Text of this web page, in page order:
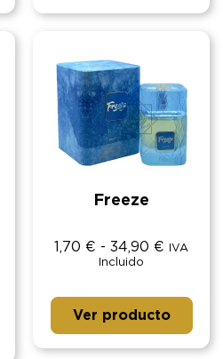
Freeze
1,70 € - 34,90 €
IVA
Incluido
Ver producto